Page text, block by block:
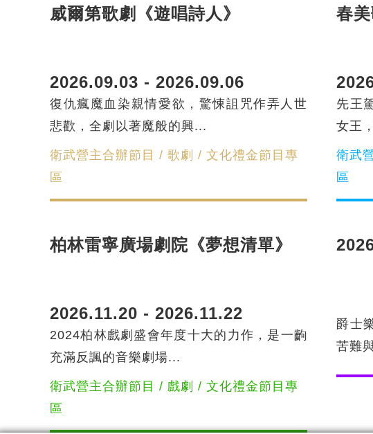
威爾第歌劇《遊唱詩人》
2026.09.03 - 2026.09.06
復仇瘋魔血染親情愛欲，驚悚詛咒作弄人世
悲歡，全劇以著魔般的興...
衛武營主合辦節目 / 歌劇 / 文化禮金節目專
區
柏林雷寧廣場劇院《夢想清單》
春美
先王
女王
衛武
區